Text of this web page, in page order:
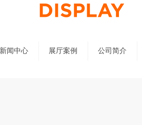
新闻中心 展厅案例 公司简介